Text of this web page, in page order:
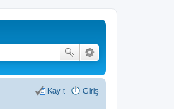
Giriş
Kayıt